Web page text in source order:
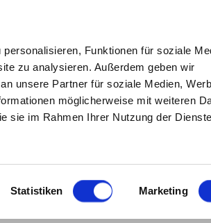
Funktionen für soziale
zu analysieren. Außerdem geben wir
unsere Partner für soziale Medien,
möglicherweise mit weiteren
sie im Rahmen Ihrer Nutzung der Dienste
Statistiken Marketing
Kanal "Andys Werkstatt"zeigt
Videokamera in der
in Frankreich. Wie entsteht ein